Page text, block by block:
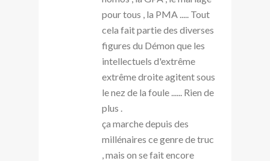
pour tous , la PMA ..... Tout
cela fait partie des diverses
figures du Démon que les
intellectuels d'extrême
extrême droite agitent sous
le nez de la foule ...... Rien de
plus .
ça marche depuis des
millénaires ce genre de truc
, mais on se fait encore